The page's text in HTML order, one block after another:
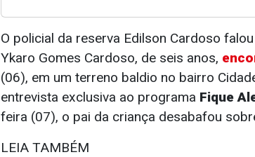
O policial da reserva Edilson Cardoso
Ykaro Gomes Cardoso, de seis anos,
(06), em um terreno baldio no bairro
entrevista exclusiva ao programa Fique
feira (07), o pai da criança desabafou
LEIA TAMBÉM